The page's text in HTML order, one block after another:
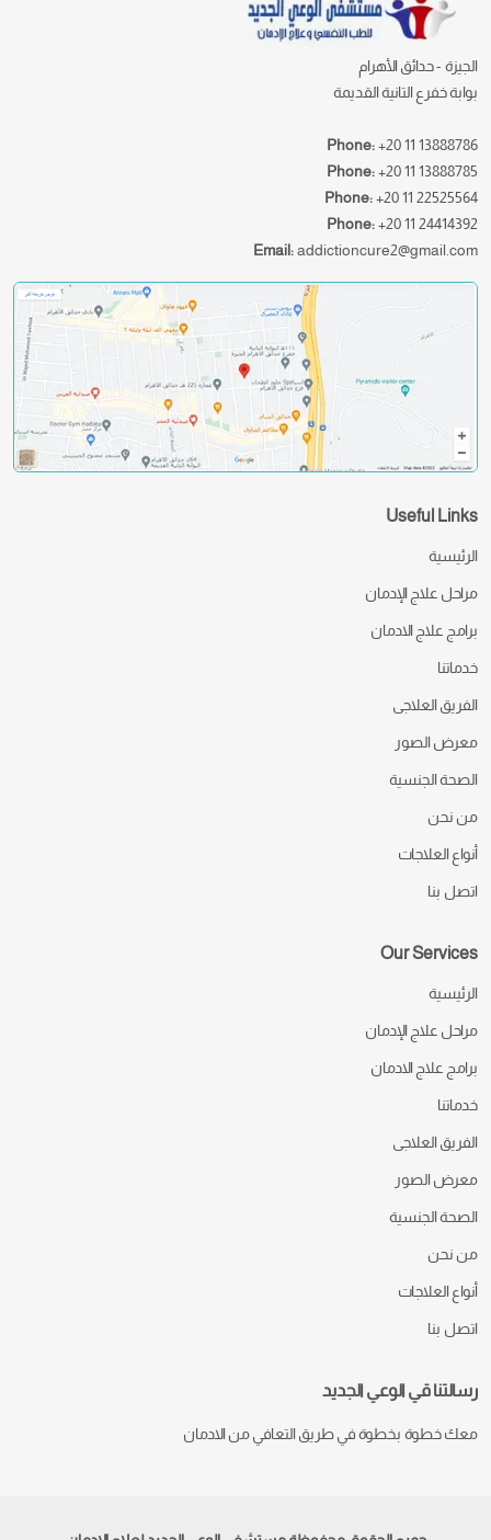
الجيزة - حدائق الأهرام
بوابة خفرع التانية القديمة
Phone:+20 11 13888786
Phone:+20 11 13888785
Phone:+20 11 22525564
Phone:+20 11 24414392
Email:addictioncure2@gmail.com
Useful Links
الرئيسية
مراحل علاج الإدمان
برامج علاج الادمان
خدماتنا
الفريق العلاجى
معرض الصور
الصحة الجنسية
من نحن
أنواع العلاجات
اتصل بنا
Our Services
الرئيسية
مراحل علاج الإدمان
برامج علاج الادمان
خدماتنا
الفريق العلاجى
معرض الصور
الصحة الجنسية
من نحن
أنواع العلاجات
اتصل بنا
رسالتنا قي الوعي الجديد
معك خطوة بخطوة في طريق التعافي من الادمان